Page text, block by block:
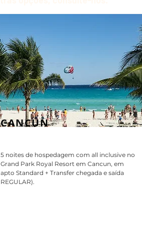
CANCUN
5 noites de hospedagem com all inclusive no
Grand Park Royal Resort em Cancun, em
apto Standard + Transfer chegada e saída
REGULAR).